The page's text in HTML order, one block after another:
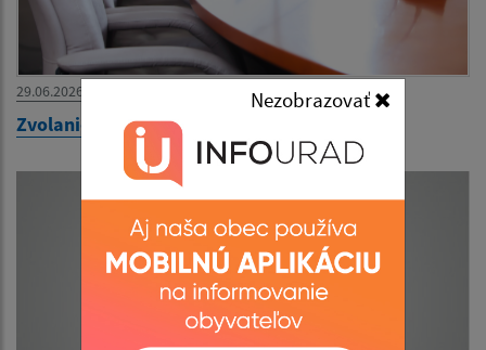
Nezobrazovať
29.06.2026
Zvolanie 39. zasadnutia OZ na 30.06.2026